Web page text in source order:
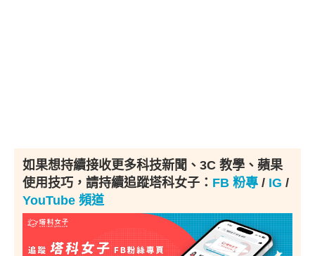
如果想持續接收更多科技新聞、3C 教學、蘋果
使用技巧，請持續追蹤塔科女子： FB 粉專 / IG /
YouTube 頻道